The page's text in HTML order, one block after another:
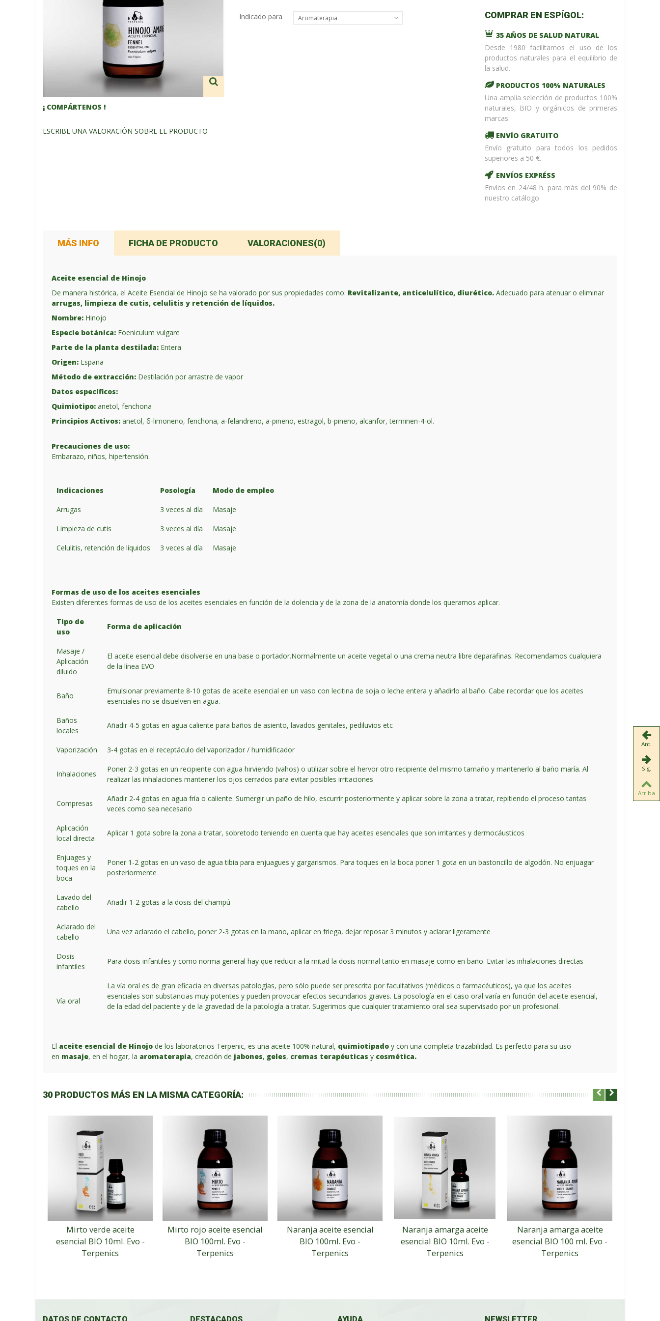
/home/upntonvr/
codeon
line 59
¡ %Dto !
¡ COMPÁRTENOS !
ESCRIBE UNA VALORACIÓN SOBRE EL PRODUCTO
Indicado para Aromaterapia COMPRAR EN ESPÍGOL:
35 AÑOS DE SALUD NATURAL
Desde 1980 facilitamos el uso de los
productos naturales para el equilibrio de
la salud.
PRODUCTOS 100% NATURALES
Una amplia selección de productos 100%
naturales, BIO y orgánicos de primeras
marcas.
ENVÍO GRATUITO
Envío gratuito para todos los pedidos
superiores a 50 €.
ENVÍOS EXPRÉSS
Envíos en 24/48 h. para más del 90% de
nuestro catálogo.
MÁS INFO FICHA DE PRODUCTO VALORACIONES(0)
Aceite esencial de Hinojo
De manera histórica, el Aceite Esencial de Hinojo se ha valorado por sus propiedades como: Revitalizante, anticelulítico, diurético.Adecuado para atenuar o eliminar
arrugas, limpieza de cutis, celulitis y retención de líquidos.
Nombre: Hinojo
Especie botánica: Foeniculum vulgare
Parte de la planta destilada: Entera
Origen: España
Método de extracción: Destilación por arrastre de vapor
Datos específicos:
Quimiotipo: anetol, fenchona
Principios Activos: anetol, δ-limoneno, fenchona, a-felandreno, a-pineno, estragol, b-pineno, alcanfor, terminen-4-ol.
Precauciones de uso:
Embarazo, niños, hipertensión.
Indicaciones Posología Modo de empleo
Arrugas 3 veces al día Masaje
Limpieza de cutis 3 veces al día Masaje
Celulitis, retención de líquidos 3 veces al día Masaje
Formas de uso de los aceites esenciales
Existen diferentes formas de uso de los aceites esenciales en función de la dolencia y de la zona de la anatomía donde los queramos aplicar.
Tipo de
uso
Forma de aplicación
Masaje /
Aplicación
diluido
El aceite esencial debe disolverse en una base o portador.Normalmente un aceite vegetal o una crema neutra libre deparafinas. Recomendamos cualquiera
de la línea EVO
Baño
Emulsionar previamente 8-10 gotas de aceite esencial en un vaso con lecitina de soja o leche entera y añadirlo al baño. Cabe recordar que los aceites
esenciales no se disuelven en agua.
Baños
locales
Añadir 4-5 gotas en agua caliente para baños de asiento, lavados genitales, pediluvios etc
Vaporización 3-4 gotas en el receptáculo del vaporizador / humidificador
Inhalaciones
Poner 2-3 gotas en un recipiente con agua hirviendo (vahos) o utilizar sobre el hervor otro recipiente del mismo tamaño y mantenerlo al baño maría. Al
realizar las inhalaciones mantener los ojos cerrados para evitar posibles irritaciones
Compresas
Añadir 2-4 gotas en agua fría o caliente. Sumergir un paño de hilo, escurrir posteriormente y aplicar sobre la zona a tratar, repitiendo el proceso tantas
veces como sea necesario
Aplicación
local directa
Aplicar 1 gota sobre la zona a tratar, sobretodo teniendo en cuenta que hay aceites esenciales que son irritantes y dermocáusticos
Enjuages y
toques en la
boca
Poner 1-2 gotas en un vaso de agua tibia para enjuagues y gargarismos. Para toques en la boca poner 1 gota en un bastoncillo de algodón. No enjuagar
posteriormente
Lavado del
cabello
Añadir 1-2 gotas a la dosis del champú
Aclarado del
cabello
Una vez aclarado el cabello, poner 2-3 gotas en la mano, aplicar en friega, dejar reposar 3 minutos y aclarar ligeramente
Dosis
infantiles
Para dosis infantiles y como norma general hay que reducir a la mitad la dosis normal tanto en masaje como en baño. Evitar las inhalaciones directas
Vía oral
La vía oral es de gran eficacia en diversas patologías, pero sólo puede ser prescrita por facultativos (médicos o farmacéuticos), ya que los aceites
esenciales son substancias muy potentes y pueden provocar efectos secundarios graves. La posología en el caso oral varía en función del aceite esencial,
de la edad del paciente y de la gravedad de la patología a tratar. Sugerimos que cualquier tratamiento oral sea supervisado por un profesional.
El aceite esencial de Hinojo de los laboratorios Terpenic, es una aceite 100% natural, quimiotipado y con una completa trazabilidad. Es perfecto para su uso
en masaje, en el hogar, la aromaterapia, creación de jabones, geles, cremas terapéuticas y cosmética.
30 PRODUCTOS MÁS EN LA MISMA CATEGORÍA:
Mirto verde aceite
esencial BIO 10ml. Evo -
Terpenics
Mirto rojo aceite esencial
BIO 100ml. Evo -
Terpenics
Naranja aceite esencial
BIO 100ml. Evo -
Terpenics
Naranja amarga aceite
esencial BIO 10ml. Evo -
Terpenics
Naranja amarga aceite
esencial BIO 100 ml. Evo -
Terpenics
Ant.
Sig.
Arriba